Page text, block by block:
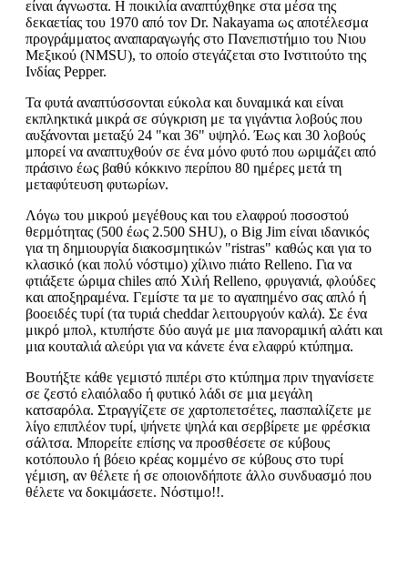
είναι άγνωστα. Η ποικιλία αναπτύχθηκε στα μέσα της
δεκαετίας του 1970 από τον Dr. Nakayama ως αποτέλεσμα
προγράμματος αναπαραγωγής στο Πανεπιστήμιο του Νιου
Μεξικού (NMSU), το οποίο στεγάζεται στο Ινστιτούτο της
Ινδίας Pepper.
Τα φυτά αναπτύσσονται εύκολα και δυναμικά και είναι
εκπληκτικά μικρά σε σύγκριση με τα γιγάντια λοβούς που
αυξάνονται μεταξύ 24 "και 36" υψηλό. Έως και 30 λοβούς
μπορεί να αναπτυχθούν σε ένα μόνο φυτό που ωριμάζει από
πράσινο έως βαθύ κόκκινο περίπου 80 ημέρες μετά τη
μεταφύτευση φυτωρίων.
Λόγω του μικρού μεγέθους και του ελαφρού ποσοστού
θερμότητας (500 έως 2.500 SHU), ο Big Jim είναι ιδανικός
για τη δημιουργία διακοσμητικών "ristras" καθώς και για το
κλασικό (και πολύ νόστιμο) χίλινο πιάτο Relleno. Για να
φτιάξετε ώριμα chiles από Χιλή Relleno, φρυγανιά, φλούδες
και αποξηραμένα. Γεμίστε τα με το αγαπημένο σας απλό ή
βοοειδές τυρί (τα τυριά cheddar λειτουργούν καλά). Σε ένα
μικρό μπολ, κτυπήστε δύο αυγά με μια πανοραμική αλάτι και
μια κουταλιά αλεύρι για να κάνετε ένα ελαφρύ κτύπημα.
Βουτήξτε κάθε γεμιστό πιπέρι στο κτύπημα πριν τηγανίσετε
σε ζεστό ελαιόλαδο ή φυτικό λάδι σε μια μεγάλη
κατσαρόλα. Στραγγίζετε σε χαρτοπετσέτες, πασπαλίζετε με
λίγο επιπλέον τυρί, ψήνετε ψηλά και σερβίρετε με φρέσκια
σάλτσα. Μπορείτε επίσης να προσθέσετε σε κύβους
κοτόπουλο ή βόειο κρέας κομμένο σε κύβους στο τυρί
γέμιση, αν θέλετε ή σε οποιονδήποτε άλλο συνδυασμό που
θέλετε να δοκιμάσετε. Νόστιμο!!.